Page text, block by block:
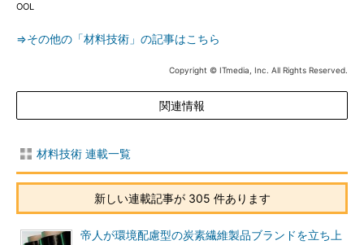
OOL
⇒その他の「材料技術」の記事はこちら
Copyright © ITmedia, Inc. All Rights Reserved.
関連情報
材料技術 連載一覧
新しい連載記事が 305 件あります
帝人が環境配慮型の炭素繊維製品ブランドを立ち上